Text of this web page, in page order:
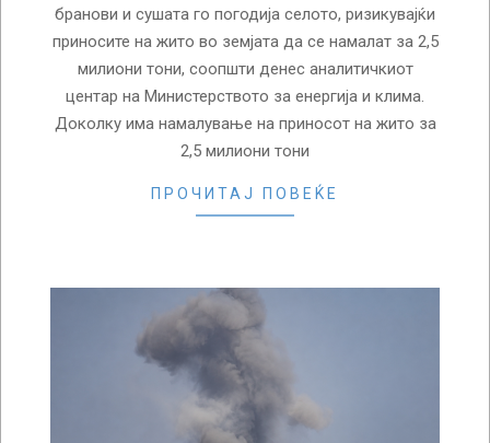
бранови и сушата го погодија селото, ризикувајќи
приносите на жито во земјата да се намалат за 2,5
милиони тони, соопшти денес аналитичкиот
центар на Министерството за енергија и клима.
Доколку има намалување на приносот на жито за
2,5 милиони тони
ПРОЧИТАЈ ПОВЕЌЕ